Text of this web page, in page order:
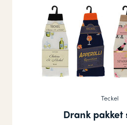
Teckel
Drank pakket